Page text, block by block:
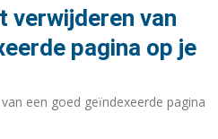
verwijderen van
pagina op je
een goed geïndexeerde pagina